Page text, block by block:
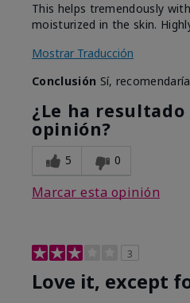
This helps tremendously
moisturized in the skin.
Mostrar Traducción
Conclusión Sí,
¿Le ha
opinión?
5 0
Marcar esta opinión
3
Love it, except